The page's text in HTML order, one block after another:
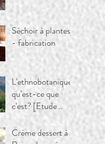
Séchoir à plantes
- fabrication
L'ethnobotanique,
qu'est-ce que
c'est? [Etude
Massif du
Queyras]
Crème dessert à la